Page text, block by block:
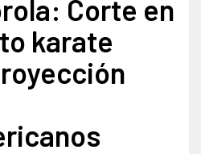
Corte en
karate